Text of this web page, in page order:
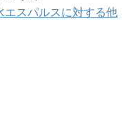
スパルスに対する他